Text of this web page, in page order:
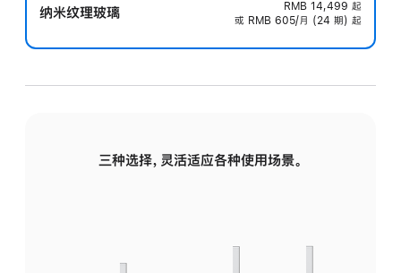
纳米纹理玻璃 RMB 14,499 起
或 RMB 605/月 (24 期) 起
三种选择，灵活适应各种使用场景。